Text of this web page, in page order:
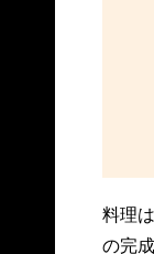
料理
の完